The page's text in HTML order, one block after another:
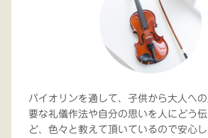
バイオリンを通して、子供から大人へ
要な礼儀作法や自分の思いを人にどう
ど、色々と教えて頂いているので安心